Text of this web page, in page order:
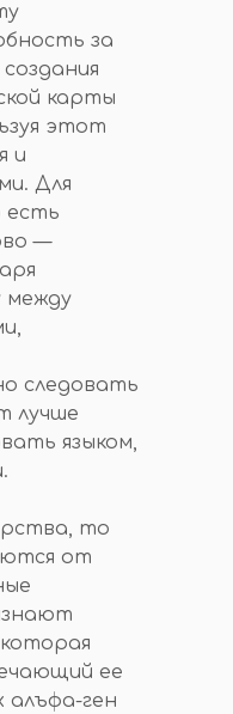
за
карты
этот
и
Для
есть
—
между
следовать
лучше
языком,
то
от
ее
алъфа-ген